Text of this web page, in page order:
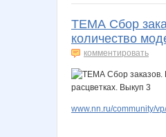
ТЕМА Сбор
количество
комментировать
www.nn.ru/community/